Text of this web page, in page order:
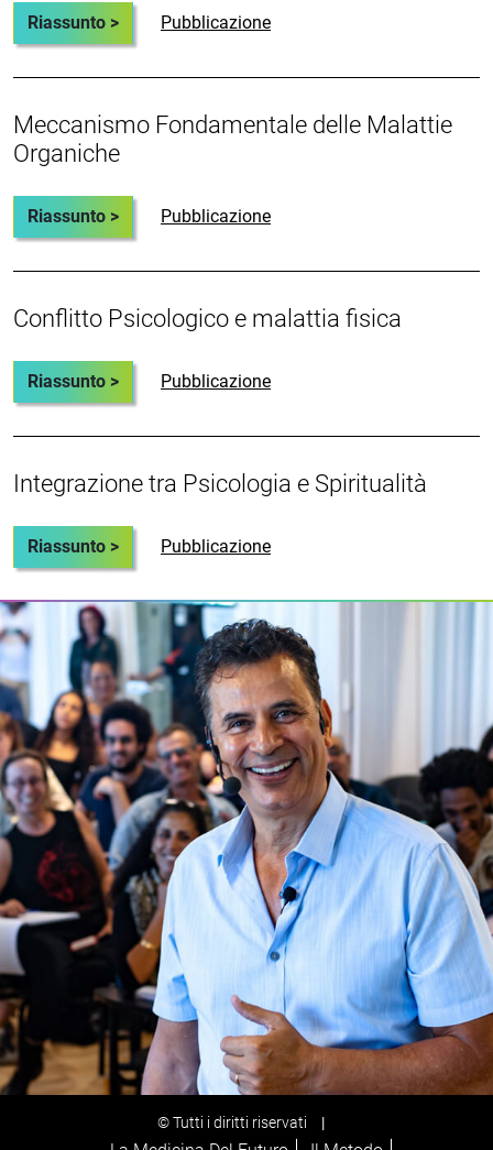
Riassunto > Pubblicazione
Meccanismo Fondamentale delle Malattie
Organiche
Riassunto > Pubblicazione
Conflitto Psicologico e malattia fisica
Riassunto > Pubblicazione
Integrazione tra Psicologia e Spiritualità
Riassunto > Pubblicazione
© Tutti i diritti riservati |